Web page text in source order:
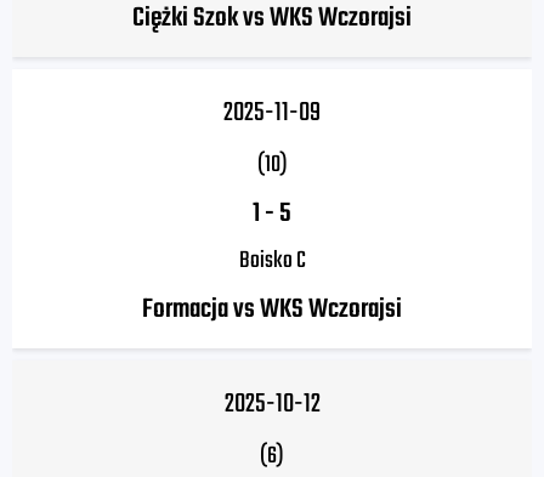
Ciężki Szok vs WKS Wczorajsi
2025-11-09
(10)
1-5
Boisko C
Formacja vs WKS Wczorajsi
2025-10-12
(6)